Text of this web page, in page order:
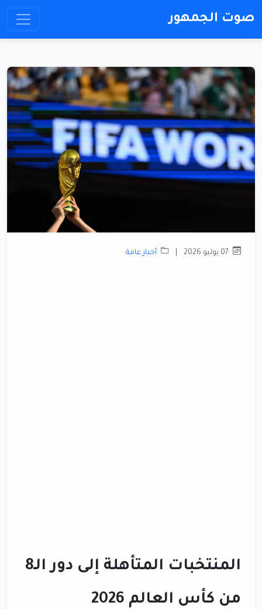
صوت الجمهور
أخبار عامة
المنتخبات المتأهلة إلى دور الـ8
من كأس العالم 2026